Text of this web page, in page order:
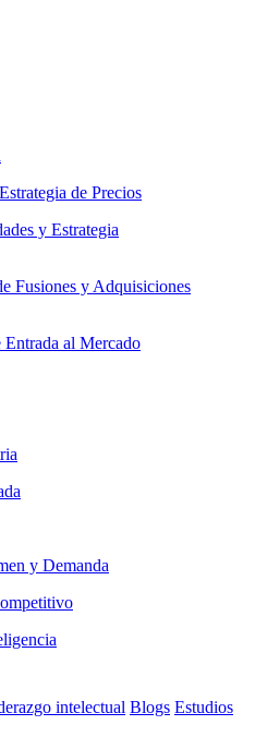
de Precios
y Estrategia
Fusiones y Adquisiciones
Entrada al Mercado
y Demanda
intelectual Blogs Estudios